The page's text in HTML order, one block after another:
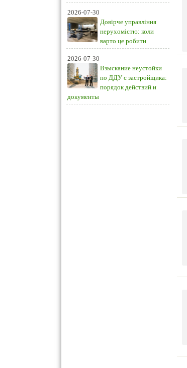
2026-07-30
Довірче управління
нерухомістю: коли
варто це робити
2026-07-30
Взыскание неустойки
по ДДУ с застройщика:
порядок действий и
документы